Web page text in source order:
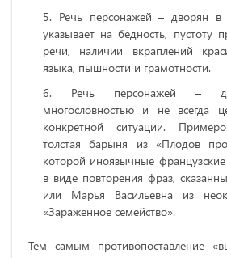
Речь персонажей – дворян в
указывает на бедность, пустоту
речи, наличии вкраплений
языка, пышности и грамотности.
Речь персонажей –
многословностью и не всегда
конкретной ситуации.
толстая барыня из «Плодов
которой иноязычные
в виде повторения фраз,
или Марья Васильевна из
«Зараженное семейство».
Тем самым противопоставление